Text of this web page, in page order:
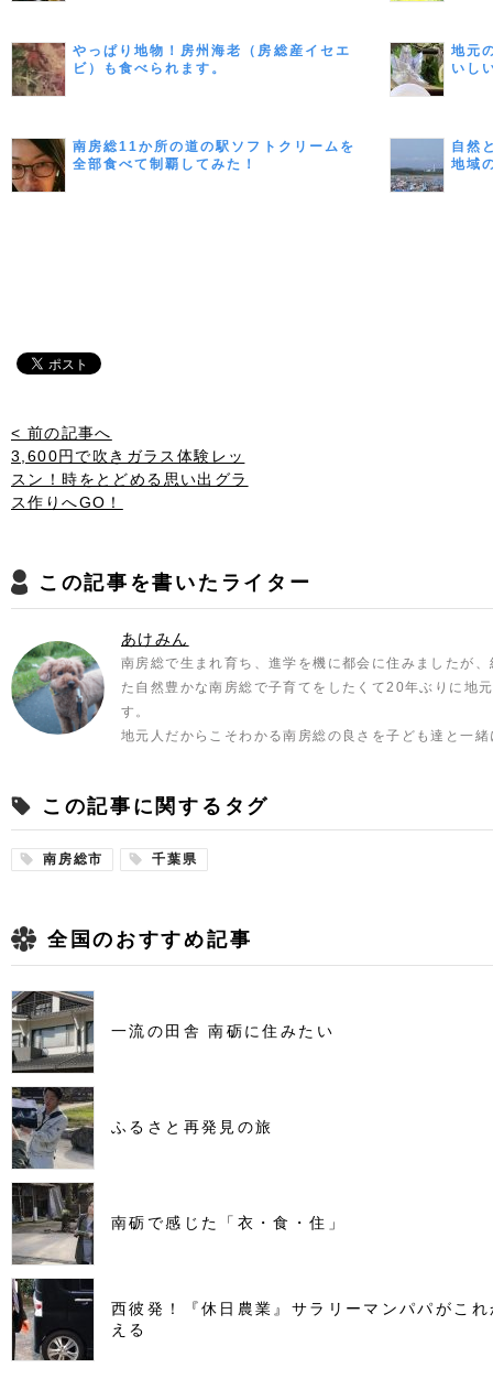
やっぱり地物！房州海老（房総産イセエ
ビ）も食べられます。
地元
いし
南房総11か所の道の駅ソフトクリームを
全部食べて制覇してみた！
自然
地域
< 前の記事へ
3,600円で吹きガラス体験レッ
スン！時をとどめる思い出グラ
ス作りへGO！
この記事を書いたライター
あけみん
南房総で生まれ育ち、進学を機に都会に住みましたが
た自然豊かな南房総で子育てをしたくて20年ぶりに地
す。
地元人だからこそわかる南房総の良さを子ども達と一
この記事に関するタグ
南房総市 千葉県
全国のおすすめ記事
一流の田舎 南砺に住みたい
ふるさと再発見の旅
南砺で感じた「衣・食・住」
西彼発！『休日農業』サラリーマンパパがこ
える